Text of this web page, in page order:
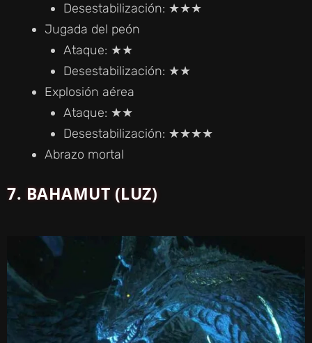
Desestabilización: ★★★
Jugada del peón
Ataque: ★★
Desestabilización: ★★
Explosión aérea
Ataque: ★★
Desestabilización: ★★★★
Abrazo mortal
7. BAHAMUT (LUZ)